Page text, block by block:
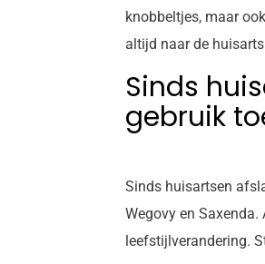
knobbeltjes, maar
altijd naar de
Sinds
gebruik
Sinds huisartsen
Wegovy en
leefstijlverandering.